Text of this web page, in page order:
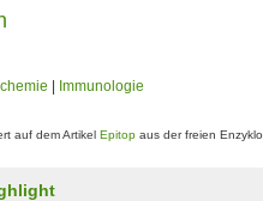
Immunologie
auf dem Artikel Epitop aus der freien